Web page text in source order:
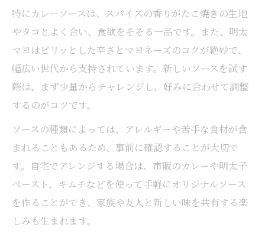
特にカレーソースは、スパイスの香りがたこ焼きの生地
やタコとよく合い、食欲をそそる一品です。また、明太
マヨはピリッとした辛さとマヨネーズのコクが絶妙で、
幅広い世代から支持されています。新しいソースを試す
際は、まず少量からチャレンジし、好みに合わせて調整
するのがコツです。
ソースの種類によっては、アレルギーや苦手な食材が含
まれることもあるため、事前に確認することが大切で
す。自宅でアレンジする場合は、市販のカレーや明太子
ペースト、キムチなどを使って手軽にオリジナルソース
を作ることができ、家族や友人と新しい味を共有する楽
しみも生まれます。